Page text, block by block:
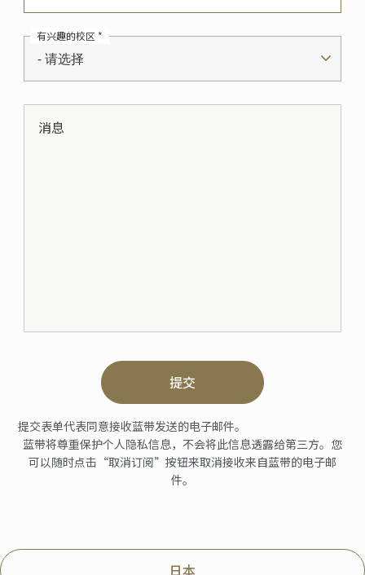
- 请选择
有兴趣的校区 *
消息
提交
提交表单代表同意接收蓝带发送的电子邮件。
蓝带将尊重保护个人隐私信息，不会将此信息透露给第三方。您
可以随时点击“取消订阅”按钮来取消接收来自蓝带的电子邮
件。
日本